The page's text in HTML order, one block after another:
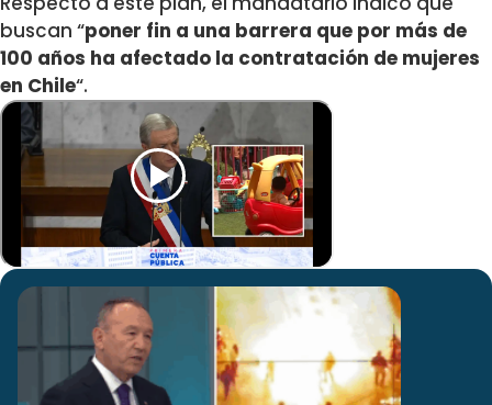
buscan “poner fin a una barrera que por más de
100 años ha afectado la contratación de mujeres
en Chile“.